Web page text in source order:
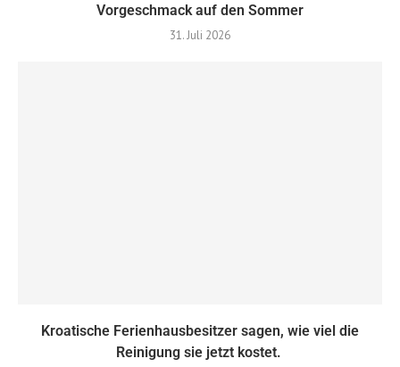
Vorgeschmack auf den Sommer
31. Juli 2026
Kroatische Ferienhausbesitzer sagen, wie viel die
Reinigung sie jetzt kostet.